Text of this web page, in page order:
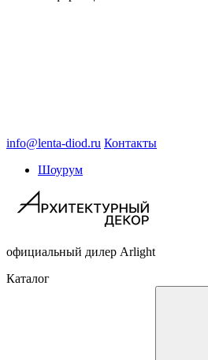
info@lenta-diod.ru Контакты
Шоурум
официальный дилер Arlight
Каталог